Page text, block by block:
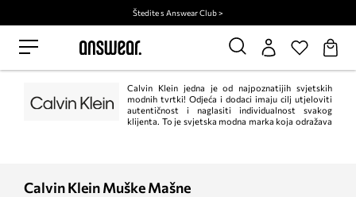
Štedite s Answear Club >
Calvin Klein jedna je od najpoznatijih svjetskih
modnih tvrtki! Odjeća i dodaci imaju cilj utjeloviti
autentičnost i naglasiti individualnost svakog
klijenta. To je svjetska modna marka koja odražava
Calvin Klein Muške Mašne